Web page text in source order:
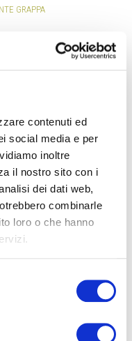
contenuti ed
social media e per
inoltre
il nostro sito con i
dei dati web,
combinarle
loro o che hanno
GRAPPA